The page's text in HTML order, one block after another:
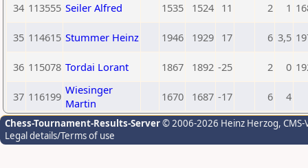
34 113555 Seiler Alfred 1535 1524 11 2 1
35 114615 Stummer Heinz 1946 1929 17 6 3,5
36 115078 Tordai Lorant 1867 1892 -25 2 0
37 116199 Wiesinger
Martin
1670 1687 -17 6 4
Chess-Tournament-Results-Server© 2006-2026 Heinz Herzog,
Legal details/Terms of use